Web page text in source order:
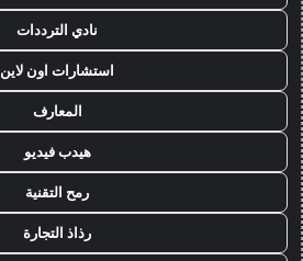
نادي الترددات
استشارات اون لاين
المعارف
هيدب فيديو
رمح التقنية
رذاذ التجارة